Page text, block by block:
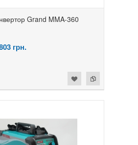
Grand MMA-360
грн.